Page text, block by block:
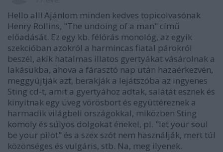
Hello all! Ajánlom minden kedves topicolvasónak
Henry Rollins, "The undoing of a man" című
előadását. Ez egy kb. félórás monológ, az egyik
szekcióban azokról a harmincas fiatal párokról
beszél, akik hatalmas illatos gyertyákat vásárolnak a
lakásukba, ahova a fárasztó nap után hazaérkezvén,
meggyújtják azt, berakják a lejátszóba az ingyenes
Sting cd-t, amit a gyertyához adtak, salátát esznek és
kinyitnak egy üveg vörösbort és együttéreznek a
harmadik világbeli országokkal, miközben Sting
komoly és súlyos dolgokat énekel, pl. "let your soul
be your pilot" és a szex szót nem használják, mert túl
közönséges és vulgáris, stb. Na, meg ilyenek.